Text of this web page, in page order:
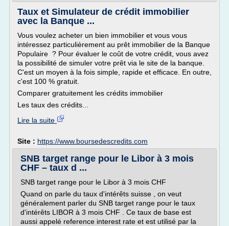
Taux et Simulateur de crédit immobilier
avec la Banque ...
Vous voulez acheter un bien immobilier et vous vous
intéressez particulièrement au prêt immobilier de la Banque
Populaire ? Pour évaluer le coût de votre crédit, vous avez
la possibilité de simuler votre prêt via le site de la banque.
C'est un moyen à la fois simple, rapide et efficace. En outre,
c'est 100 % gratuit.
Comparer gratuitement les crédits immobilier
Les taux des crédits...
Lire la suite
Site : https://www.boursedescredits.com
SNB target range pour le Libor à 3 mois
CHF – taux d ...
SNB target range pour le Libor à 3 mois CHF
Quand on parle du taux d'intérêts suisse , on veut
généralement parler du SNB target range pour le taux
d'intérêts LIBOR à 3 mois CHF . Ce taux de base est
aussi appelé reference interest rate et est utilisé par la